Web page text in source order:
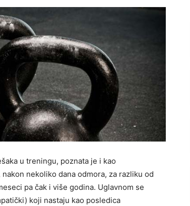
u treningu, poznata je i kao
nekoliko dana odmora, za razliku od
pa čak i više godina. Uglavnom se
koji nastaju kao posledica